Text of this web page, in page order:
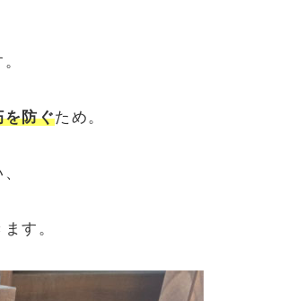
を防ぐため。
す。